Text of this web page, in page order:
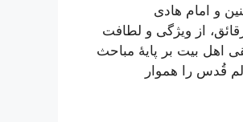
و امام هادی
از ویژگی و لطافت
اهل بیت بر پایۀ مباحث
قُدس را هموار